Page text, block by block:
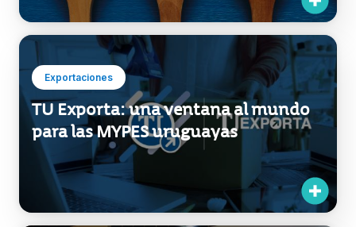
Exportaciones
TU Exporta: una ventana al mundo
para las MYPES uruguayas